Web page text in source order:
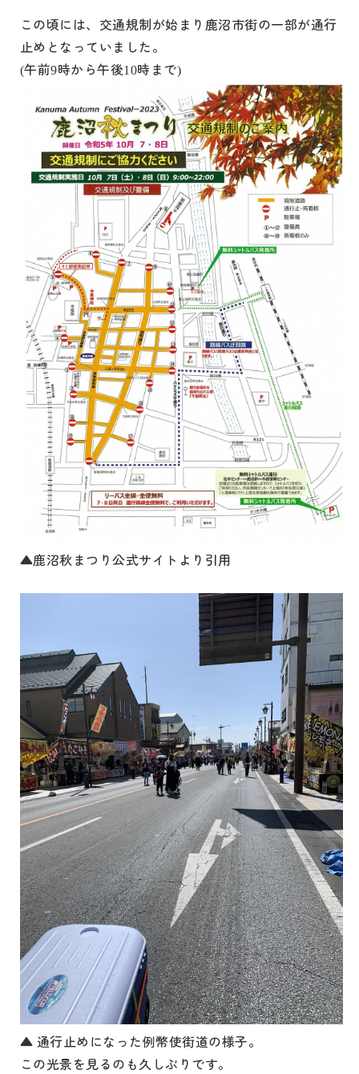
この頃には、交通規制が始まり鹿沼市街の一部が通行
止めとなっていました。
(午前9時から午後10時まで)
▲鹿沼秋まつり公式サイトより引用
▲ 通行止めになった例幣使街道の様子。
この光景を見るのも久しぶりです。